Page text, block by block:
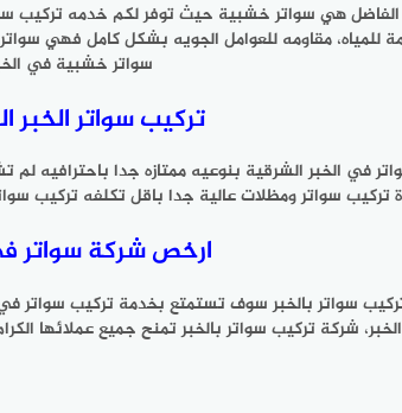
الفاضل هي سواتر خشبية حيث توفر لكم خدمه تركيب
للمياه، مقاومه للعوامل الجويه بشكل كامل فهي
سواتر خشبية في
تركيب سواتر الخبر
في الخبر الشرقية بنوعيه ممتازه جدا
سواتر ومظلات عالية جدا باقل تكلفه تركيب
ارخص شركة سواتر
سواتر بالخبر سوف تستمتع بخدمة تركيب
شركة تركيب سواتر بالخبر تمنح جميع عملائها